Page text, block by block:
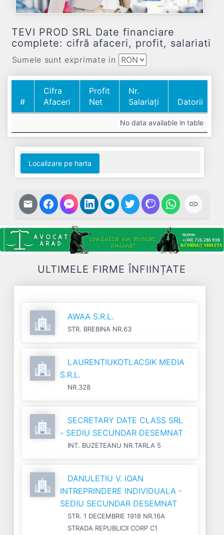
TEVI PROD SRL Date financiare
complete: cifră afaceri, profit, salariati
Sumele sunt exprimate in
#
Cifra
Afaceri
Profit
Net
Nr.
Salariați
Datorii
Afaceri
Net
Nr.
Salariați
Datorii
No data available in table
Localizare pe harta
ULTIMELE FIRME ÎNFIINȚATE
AWAA S.R.L.
STR. BREBINA NR.63
LAURENTIUKOTLACSIK MEDIA
S.R.L.
NR.328
SECRETARY DATE CLASS SRL
- SEDIU SECUNDAR DESEMNAT
INT. BUZETEANU NR.TARLA 5
DANULETIU V. IOAN
INTREPRINDERE INDIVIDUALA -
SEDIU SECUNDAR DESEMNAT
STR. 1 DECEMBRIE 1918 NR.16A
STRADA REPUBLICII CORP C1